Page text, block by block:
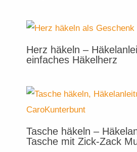
Herz häkeln –
einfaches Häkelherz
Tasche häkeln –
Tasche mit Zick-Zack